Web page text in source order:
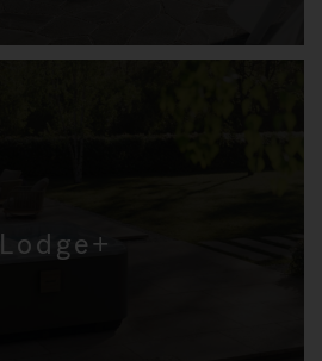
Lodge+